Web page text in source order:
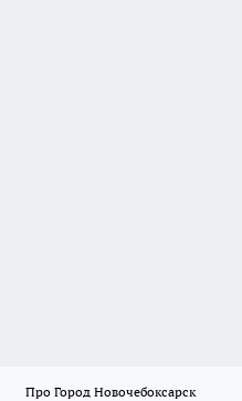
Про Город Новочебоксарск